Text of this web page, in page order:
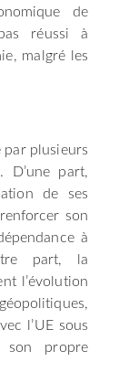
de
réussi à
malgré les
par plusieurs
D’une part,
de ses
son
à
part, la
l’évolution
l’UE sous
son propre